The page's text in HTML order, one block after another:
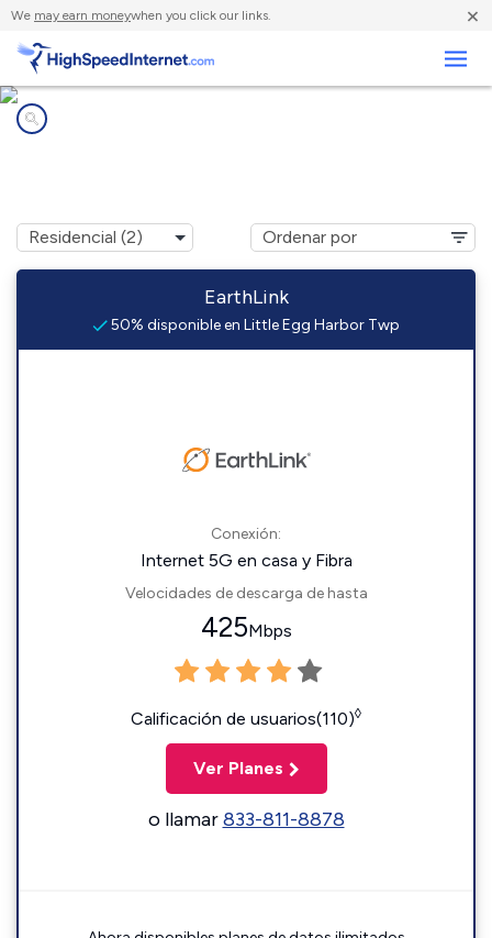
We may earn moneywhen you click our links. ×
EarthLink
50% disponible en Little Egg Harbor Twp
Conexión:
Internet 5G en casa y Fibra
Velocidades de descarga de hasta
425Mbps
Calificación de usuarios(110)◊
Ver Planes
o llamar833-811-8878